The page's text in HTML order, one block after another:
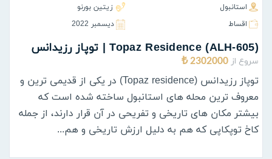
استانبول
زیتین بورنو
اقساط
ديسمبر 2022
(ALH-605) Topaz Residence | توپاز رزیدانس
سروع از 2302000 ₺
توپاز رزیدانس (Topaz residence) در یکی از قدیمی ترین و
معروف ترین محله های استانبول ساخته شده است که
بیشتر مکان های تاریخی و تفریحی در آن قرار دارند، از جمله
کاخ توپکاپی که هم به دلیل ارزش تاریخی و هم...